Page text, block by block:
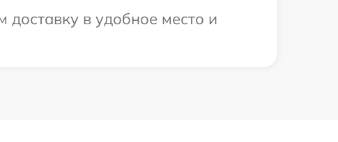
в удобное место и